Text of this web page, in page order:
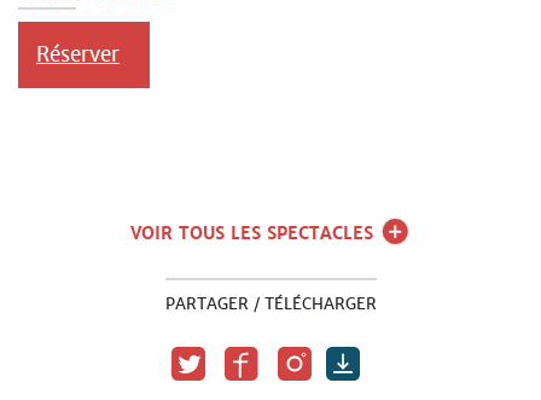
Réserver
VOIR TOUS LES SPECTACLES
PARTAGER / TÉLÉCHARGER